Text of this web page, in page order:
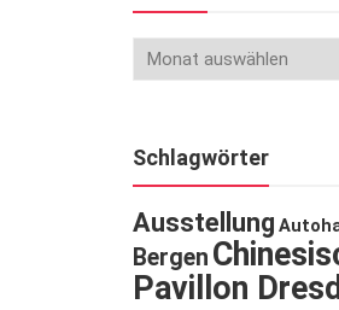
Schlagwörter
Ausstellung
Bergen
Pavillon